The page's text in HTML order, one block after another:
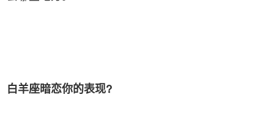
白羊座暗恋你的表现?